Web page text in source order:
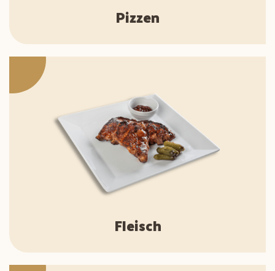
Pizzen
Fleisch